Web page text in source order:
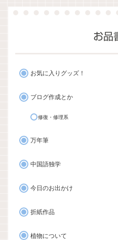
お品
お気に入りグッズ！
ブログ作成とか
修復・修理系
万年筆
中国語独学
今日のお出かけ
折紙作品
植物について